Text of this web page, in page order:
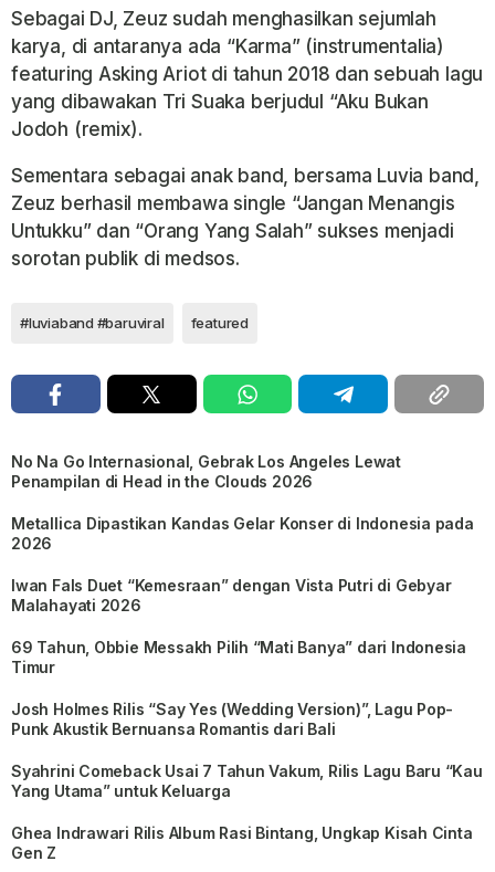
Sebagai DJ, Zeuz sudah menghasilkan sejumlah
karya, di antaranya ada “Karma” (instrumentalia)
featuring Asking Ariot di tahun 2018 dan sebuah Iagu
yang dibawakan Tri Suaka berjudul “Aku Bukan
Jodoh (remix).
Sementara sebagai anak band, bersama Luvia band,
Zeuz berhasil membawa single “Jangan Menangis
Untukku” dan “Orang Yang Salah” sukses menjadi
sorotan publik di medsos.
#luviaband #baruviral featured
No Na Go Internasional, Gebrak Los Angeles Lewat
Penampilan di Head in the Clouds 2026
Metallica Dipastikan Kandas Gelar Konser di Indonesia pada
2026
Iwan Fals Duet “Kemesraan” dengan Vista Putri di Gebyar
Malahayati 2026
69 Tahun, Obbie Messakh Pilih “Mati Banya” dari Indonesia
Timur
Josh Holmes Rilis “Say Yes (Wedding Version)”, Lagu Pop-
Punk Akustik Bernuansa Romantis dari Bali
Syahrini Comeback Usai 7 Tahun Vakum, Rilis Lagu Baru “Kau
Yang Utama” untuk Keluarga
Ghea Indrawari Rilis Album Rasi Bintang, Ungkap Kisah Cinta
Gen Z